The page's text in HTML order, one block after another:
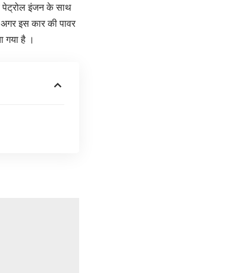
पेट्रोल इंजन के साथ
इस कार की पावर
गया है ।